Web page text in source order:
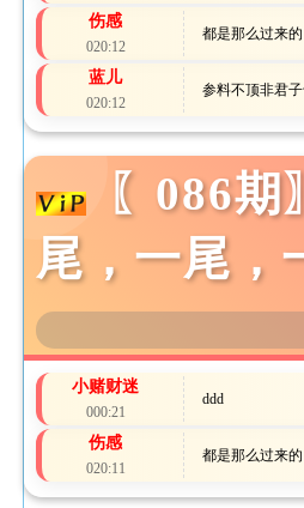
伤感
020:12
都是那么过来的
蓝儿
020:12
参料不顶非君
〖086
尾，一尾，
小赌财迷
000:21
ddd
伤感
020:11
都是那么过来的